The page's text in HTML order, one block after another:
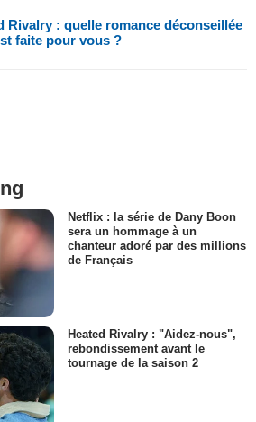
Rivalry : quelle romance déconseillée
faite pour vous ?
Netflix : la série de Dany Boon
sera un hommage à un
chanteur adoré par des millions
de Français
Heated Rivalry : "Aidez-nous",
rebondissement avant le
tournage de la saison 2